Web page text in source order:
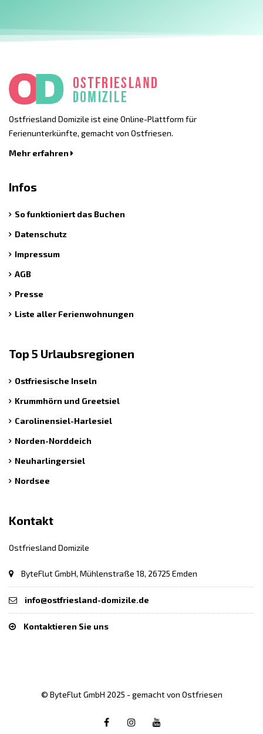
Ostfriesland Domizile ist eine Online-Plattform für
Ferienunterkünfte, gemacht von Ostfriesen.
Mehr erfahren
Infos
So funktioniert das Buchen
Datenschutz
Impressum
AGB
Presse
Liste aller Ferienwohnungen
Top 5 Urlaubsregionen
Ostfriesische Inseln
Krummhörn und Greetsiel
Carolinensiel-Harlesiel
Norden-Norddeich
Neuharlingersiel
Nordsee
Kontakt
Ostfriesland Domizile
ByteFlut GmbH, Mühlenstraße 18, 26725 Emden
info@ostfriesland-domizile.de
Kontaktieren Sie uns
© ByteFlut GmbH 2025 - gemacht von Ostfriesen